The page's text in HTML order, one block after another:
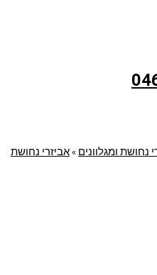
נחושת ומגלוונים »אביזרי נחושת